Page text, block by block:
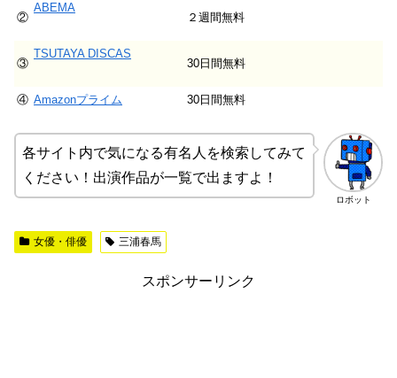
②
ABEMA
２週間無料
③
TSUTAYA DISCAS
30日間無料
④ Amazonプライム 30日間無料
ロボット
各サイト内で気になる有名人を検索してみて
ください！出演作品が一覧で出ますよ！
女優・俳優 三浦春馬
スポンサーリンク